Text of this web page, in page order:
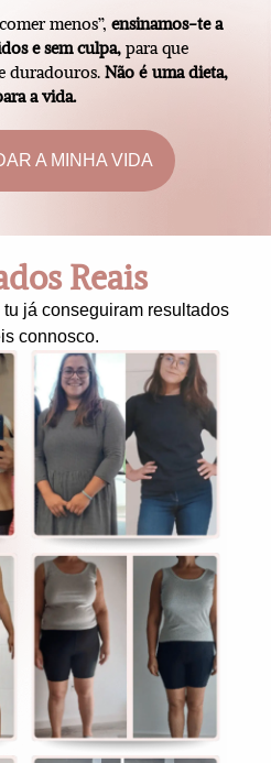
menos”, ensinamos-te a
e sem culpa, para que
duradouros. Não é uma dieta,
a vida.
A MINHA VIDA
Reais
já conseguiram resultados
connosco.